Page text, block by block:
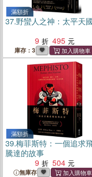
滿額折
37.野蠻人之神：太平天
9
495
庫存：3
滿額折
39.梅菲斯特：一個追求
騰達的故事
9
504
無庫存